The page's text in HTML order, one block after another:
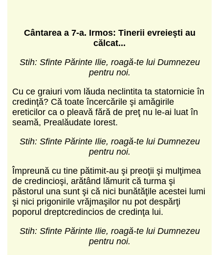
Cântarea a 7-a. Irmos: Tinerii evreieşti au
călcat...
Stih: Sfinte Părinte Ilie, roagă-te lui Dumnezeu
pentru noi.
Cu ce graiuri vom lăuda neclintita ta statornicie în
credinţă? Că toate încercările şi amăgirile
ereticilor ca o pleavă fără de preţ nu le-ai luat în
seamă, Prealăudate Iorest.
Stih: Sfinte Părinte Ilie, roagă-te lui Dumnezeu
pentru noi.
Împreună cu tine pătimit-au şi preoţii şi mulţimea
de credincioşi, arătând lămurit că turma şi
păstorul una sunt şi că nici bunătăţile acestei lumi
şi nici prigonirile vrăjmaşilor nu pot despărţi
poporul dreptcredincios de credinţa lui.
Stih: Sfinte Părinte Ilie, roagă-te lui Dumnezeu
pentru noi.